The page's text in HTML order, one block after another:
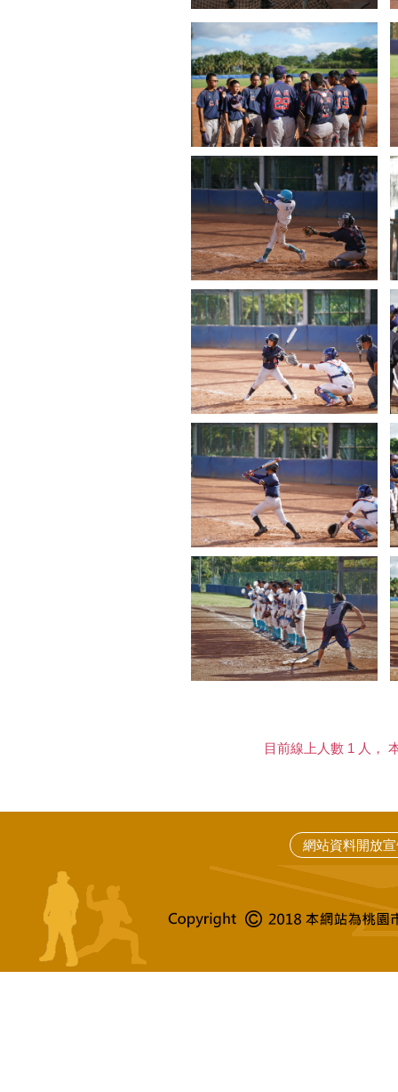
目前線上人數 1 人，
網站資料開放